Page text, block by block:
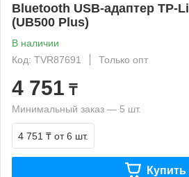
Bluetooth USB-адаптер TP-
(UB500 Plus)
В наличии
Код: TVR87691
Только опт
4 751 ₸
Минимальный заказ — 5 шт.
4 751 ₸ от 6 шт.
Купить